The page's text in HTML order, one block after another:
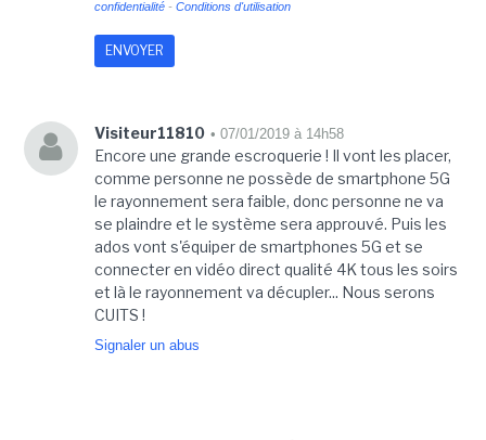
confidentialité- Conditions d'utilisation
Visiteur11810 • 07/01/2019 à 14h58
Encore une grande escroquerie ! Il vont les placer,
comme personne ne possède de smartphone 5G
le rayonnement sera faible, donc personne ne va
se plaindre et le système sera approuvé. Puis les
ados vont s'équiper de smartphones 5G et se
connecter en vidéo direct qualité 4K tous les soirs
et là le rayonnement va décupler... Nous serons
CUITS !
Signaler un abus